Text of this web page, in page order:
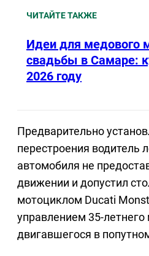
ЧИТАЙТЕ ТАКЖЕ
Идеи для медового
свадьбы в Самаре:
2026 году
Предварительно
перестроения водитель
автомобиля не
движении и допустил
мотоциклом Ducati
управлением 35-
двигавшегося в